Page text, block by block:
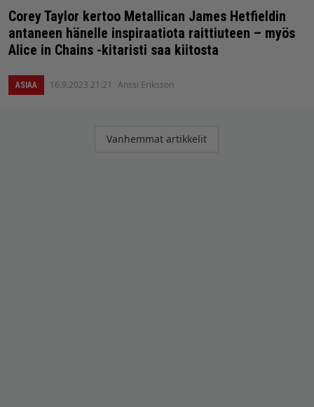
Corey Taylor kertoo Metallican James Hetfieldin
antaneen hänelle inspiraatiota raittiuteen – myös
Alice in Chains -kitaristi saa kiitosta
ASIAA 16.9.2023 21:21 Anssi Eriksson
Artikkelien
Vanhemmat artikkelit